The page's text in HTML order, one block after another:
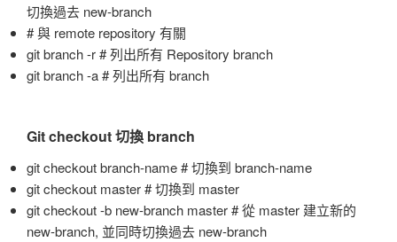
切換過去 new-branch
# 與 remote repository 有關
git branch -r # 列出所有 Repository branch
git branch -a # 列出所有 branch
Git checkout 切換 branch
git checkout branch-name # 切換到 branch-name
git checkout master # 切換到 master
git checkout -b new-branch master # 從 master 建立新的
new-branch, 並同時切換過去 new-branch